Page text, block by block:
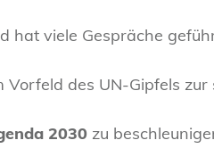
hat viele Gespräche
des UN-Gipfels
2030 zu